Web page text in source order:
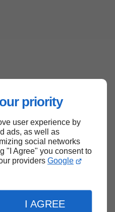
priority
user experience by
ads, as well as
social networks
"I Agree" you consent to
providers Google
I AGREE
page